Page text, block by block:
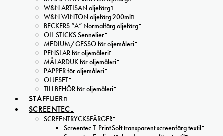
W&N ARTISAN oljefärg
W&N WINTON oljefärg 200ml
BECKERS ”A” Normalfärg oljefärg
OIL STICKS Sennelier
MEDIUM/GESSO för oljemåleri
PENSLAR för oljemåleri
MÅLARDUK för oljemåleri
PAPPER för oljemåleri
OLJESET
TILLBEHÖR för oljemåleri
STAFFLIER
SCREENTEC
SCREENTRYCKSFÄRGER
Screentec T-Print Soft transparent screenfärg textil